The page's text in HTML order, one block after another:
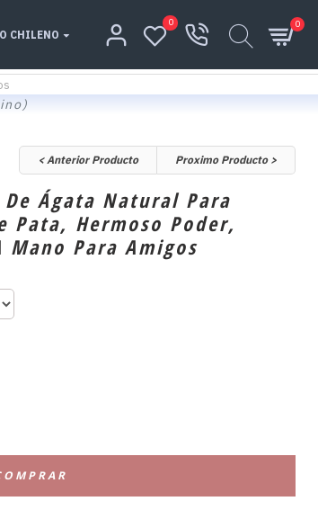
CHILENO
0 0
< Anterior Producto Proximo Producto >
Ágata Natural Para
Pata, Hermoso Poder,
Para Amigos